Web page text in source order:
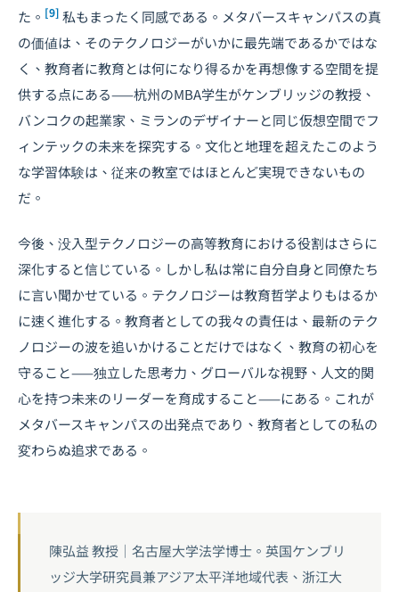
た。 [9] 私もまったく同感である。メタバースキャンパスの真
の価値は、そのテクノロジーがいかに最先端であるかではな
く、教育者に教育とは何になり得るかを再想像する空間を提
供する点にある——杭州のMBA学生がケンブリッジの教授、
バンコクの起業家、ミランのデザイナーと同じ仮想空間でフ
ィンテックの未来を探究する。文化と地理を超えたこのよう
な学習体験は、従来の教室ではほとんど実現できないもの
だ。
今後、没入型テクノロジーの高等教育における役割はさらに
深化すると信じている。しかし私は常に自分自身と同僚たち
に言い聞かせている。テクノロジーは教育哲学よりもはるか
に速く進化する。教育者としての我々の責任は、最新のテク
ノロジーの波を追いかけることだけではなく、教育の初心を
守ること——独立した思考力、グローバルな視野、人文的関
心を持つ未来のリーダーを育成すること——にある。これが
メタバースキャンパスの出発点であり、教育者としての私の
変わらぬ追求である。
陳弘益 教授｜名古屋大学法学博士。英国ケンブリ
ッジ大学研究員兼アジア太平洋地域代表、浙江大